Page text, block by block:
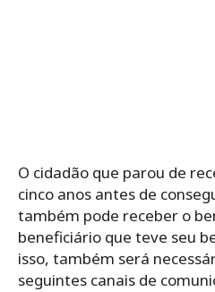
O cidadão que parou de
cinco anos antes de
também pode receber o
beneficiário que teve seu
isso, também será
seguintes canais de